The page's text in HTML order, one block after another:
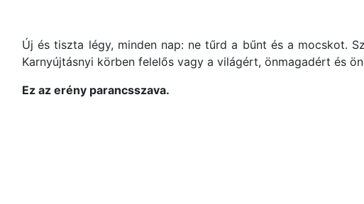
Új és tiszta légy, minden nap: ne tűrd a bűnt és a mocskot.
Karnyújtásnyi körben felelős vagy a világért, önmagadért és
Ez az erény parancsszava.